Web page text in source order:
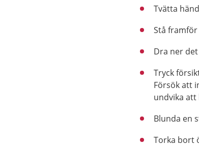
Tvätta
Stå framför
Dra ner
Tryck
Försök att
undvika
Blunda en
Torka bort